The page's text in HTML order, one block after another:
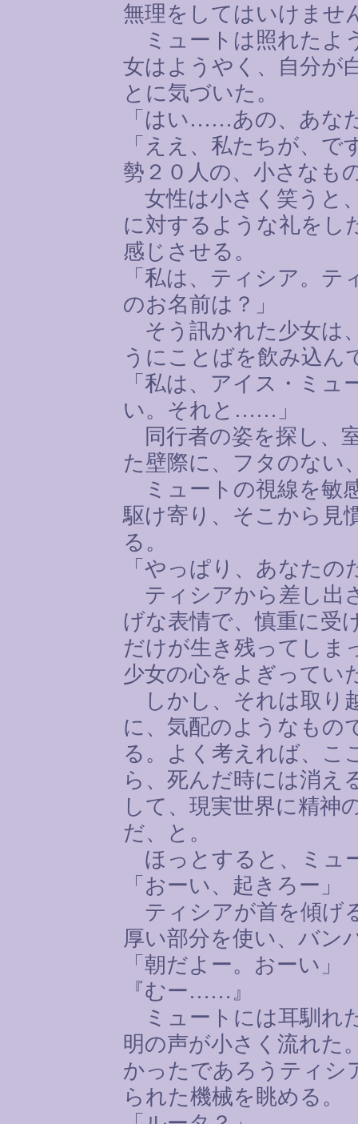
無理をしてはいけませ
ミュートは照れたよ
女はようやく、自分が
とに気づいた。
「はい……あの、あな
「ええ、私たちが、
勢２０人の、小さなも
女性は小さく笑うと
に対するような礼をし
感じさせる。
「私は、ティシア。
のお名前は？」
そう訊かれた少女は
うにことばを飲み込ん
「私は、アイス・ミ
い。それと …… 」
同行者の姿を探し、
た壁際に、フタのない
ミュートの視線を敏
駆け寄り、そこから見
る。
「やっぱり、あなた
ティシアから差し出
げな表情で、慎重に受
だけが生き残ってしま
少女の心をよぎってい
しかし、それは取り
に、気配のようなもの
る。よく考えれば、こ
ら、死んだ時には消え
して、現実世界に精神
だ、と。
ほっとすると、ミュ
「おーい、起きろー」
ティシアが首を傾げ
厚い部分を使い、バン
「朝だよー。おーい」
『むー…… 』
ミュートには耳馴れ
明の声が小さく流れた
かったであろうティシ
られた機械を眺める。